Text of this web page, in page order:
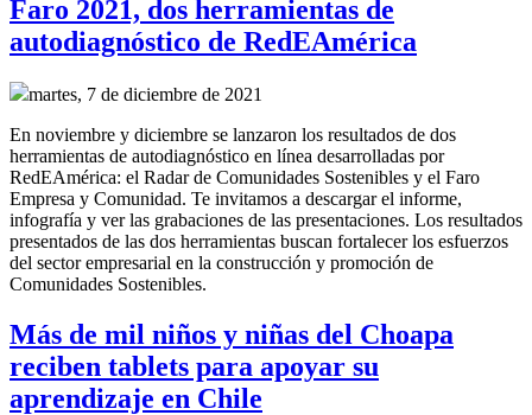
Faro 2021, dos herramientas de
autodiagnóstico de RedEAmérica
martes, 7 de diciembre de 2021
En noviembre y diciembre se lanzaron los resultados de dos
herramientas de autodiagnóstico en línea desarrolladas por
RedEAmérica: el Radar de Comunidades Sostenibles y el Faro
Empresa y Comunidad. Te invitamos a descargar el informe,
infografía y ver las grabaciones de las presentaciones. Los resultados
presentados de las dos herramientas buscan fortalecer los esfuerzos
del sector empresarial en la construcción y promoción de
Comunidades Sostenibles.
Más de mil niños y niñas del Choapa
reciben tablets para apoyar su
aprendizaje en Chile